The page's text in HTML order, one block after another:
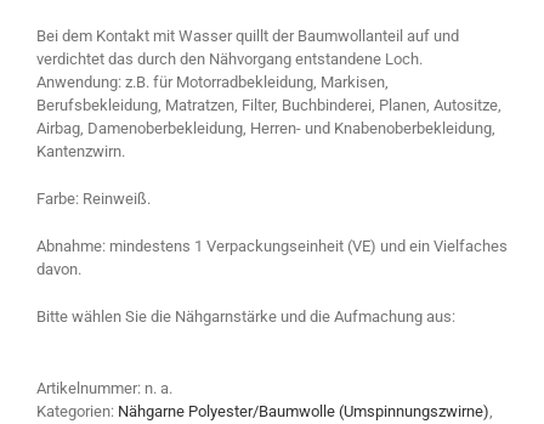
Bei dem Kontakt mit Wasser quillt der Baumwollanteil auf und
verdichtet das durch den Nähvorgang entstandene Loch.
Anwendung: z.B. für Motorradbekleidung, Markisen,
Berufsbekleidung, Matratzen, Filter, Buchbinderei, Planen, Autositze,
Airbag, Damenoberbekleidung, Herren- und Knabenoberbekleidung,
Kantenzwirn.
Farbe: Reinweiß.
Abnahme: mindestens 1 Verpackungseinheit (VE) und ein Vielfaches
davon.
Bitte wählen Sie die Nähgarnstärke und die Aufmachung aus:
Artikelnummer: n. a.
Kategorien: Nähgarne Polyester/Baumwolle (Umspinnungszwirne),